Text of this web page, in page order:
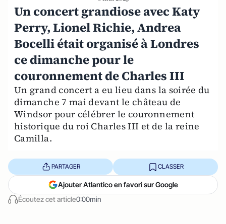
Un concert grandiose avec Katy
Perry, Lionel Richie, Andrea
Bocelli était organisé à Londres
ce dimanche pour le
couronnement de Charles III
Un grand concert a eu lieu dans la soirée du
dimanche 7 mai devant le château de
Windsor pour célébrer le couronnement
historique du roi Charles III et de la reine
Camilla.
Écoutez cet article0:00min
PARTAGER CLASSER
Ajouter Atlantico en favori sur Google